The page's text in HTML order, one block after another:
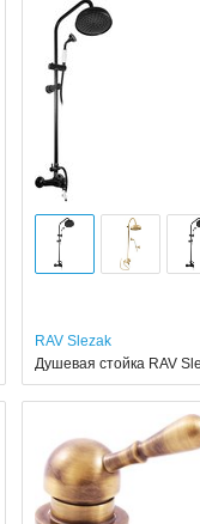
RAV Slezak
Душевая стойка RAV